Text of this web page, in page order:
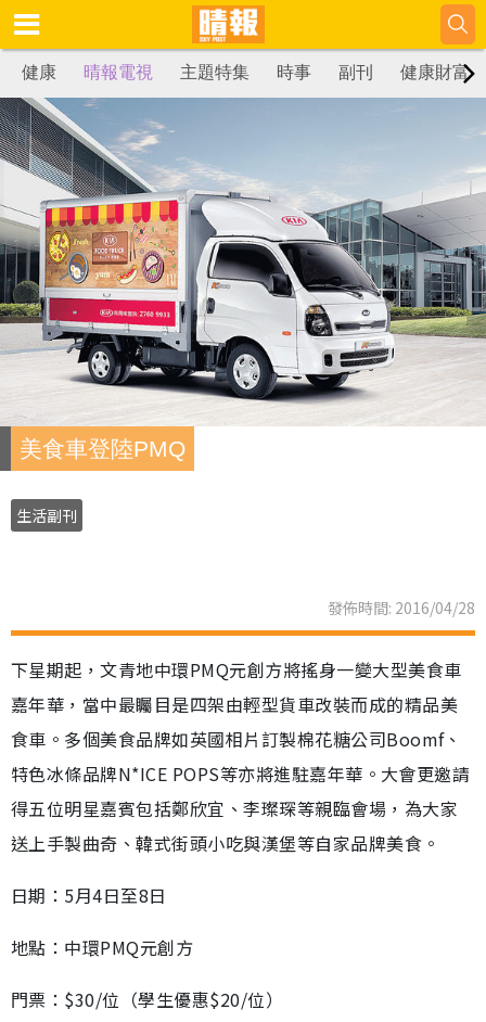
健康 晴報電視 主題特集 時事 副刊 健康財富
美食車登陸PMQ
生活副刊
發佈時間: 2016/04/28
下星期起，文青地中環PMQ元創方將搖身一變大型美食車
嘉年華，當中最矚目是四架由輕型貨車改裝而成的精品美
食車。多個美食品牌如英國相片訂製棉花糖公司Boomf、
特色冰條品牌N*ICE POPS等亦將進駐嘉年華。大會更邀請
得五位明星嘉賓包括鄭欣宜、李璨琛等親臨會場，為大家
送上手製曲奇、韓式街頭小吃與漢堡等自家品牌美食。
日期：5月4日至8日
地點：中環PMQ元創方
門票：$30/位（學生優惠$20/位）